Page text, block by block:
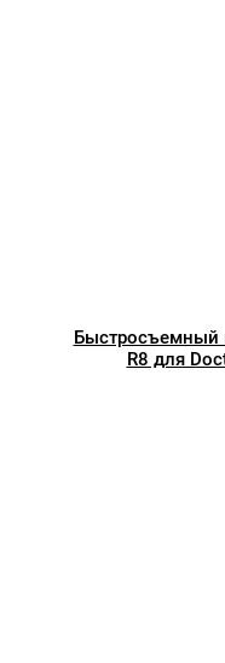
Быстросъемный
R8 для